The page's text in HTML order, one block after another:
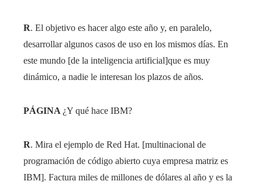
R. El objetivo es hacer algo este año y, en paralelo,
desarrollar algunos casos de uso en los mismos días. En
este mundo [de la inteligencia artificial]que es muy
dinámico, a nadie le interesan los plazos de años.
PÁGINA ¿Y qué hace IBM?
R. Mira el ejemplo de Red Hat. [multinacional de
programación de código abierto cuya empresa matriz es
IBM]. Factura miles de millones de dólares al año y es la